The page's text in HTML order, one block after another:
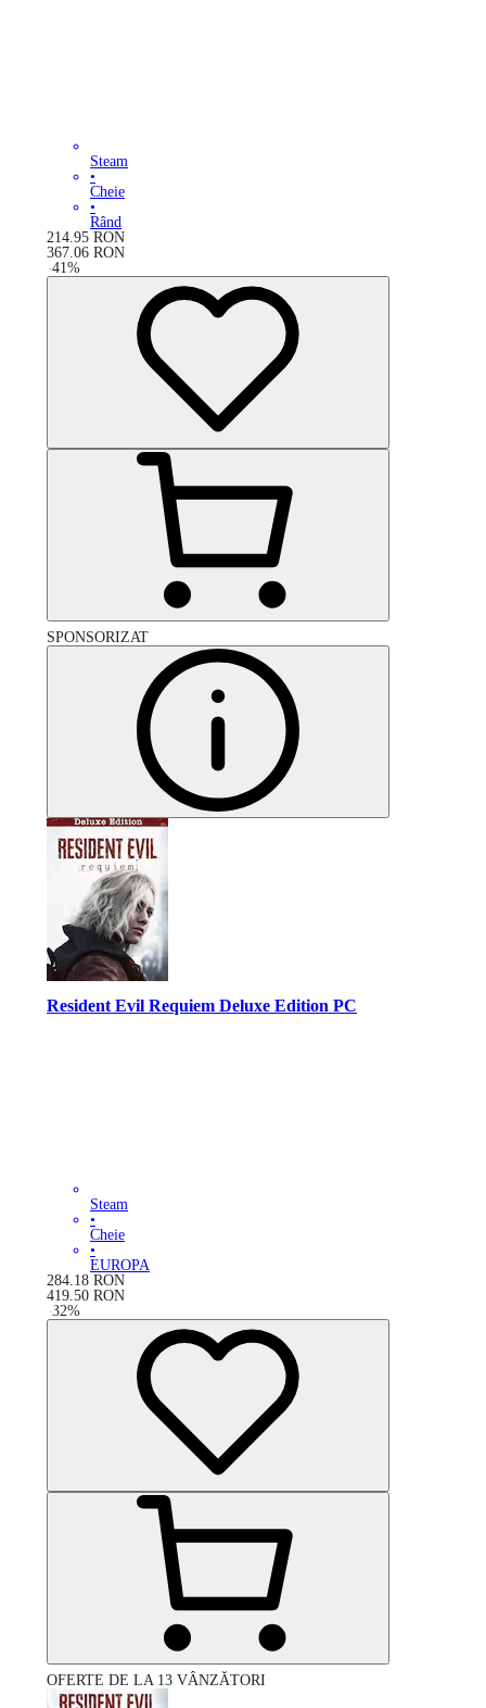
Steam
•
Cheie
•
Rând
214.95 RON
367.06 RON
-41%
SPONSORIZAT
Resident Evil Requiem Deluxe Edition PC
Steam
•
Cheie
•
EUROPA
284.18 RON
419.50 RON
-32%
OFERTE DE LA 13 VÂNZĂTORI